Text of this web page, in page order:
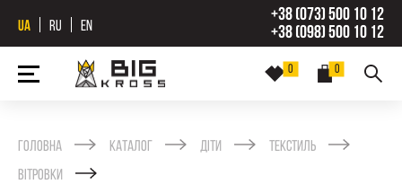
UA RU EN
+38 (073) 500 10 12
+38 (098) 500 10 12
0
0
Головна Каталог Діти
Текстиль
Вітровки